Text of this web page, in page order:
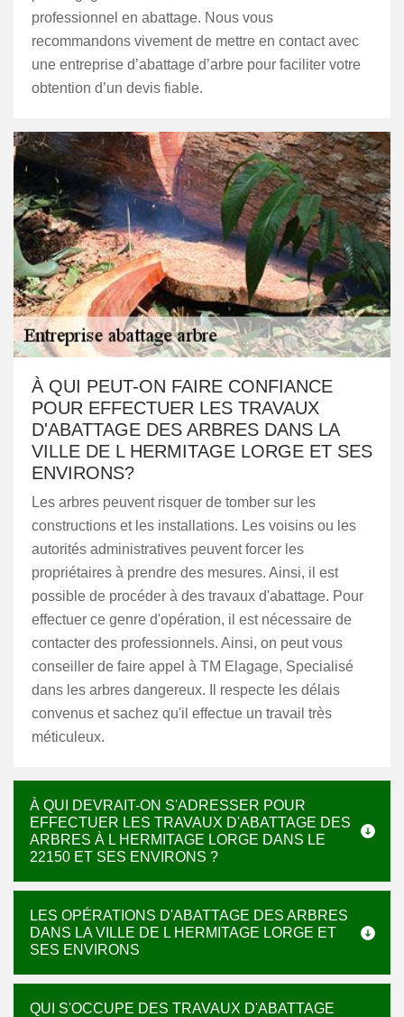
professionnel en abattage. Nous vous
recommandons vivement de mettre en contact avec
une entreprise d’abattage d’arbre pour faciliter votre
obtention d’un devis fiable.
À QUI PEUT-ON FAIRE CONFIANCE
POUR EFFECTUER LES TRAVAUX
D'ABATTAGE DES ARBRES DANS LA
VILLE DE L HERMITAGE LORGE ET SES
ENVIRONS?
Les arbres peuvent risquer de tomber sur les
constructions et les installations. Les voisins ou les
autorités administratives peuvent forcer les
propriétaires à prendre des mesures. Ainsi, il est
possible de procéder à des travaux d'abattage. Pour
effectuer ce genre d'opération, il est nécessaire de
contacter des professionnels. Ainsi, on peut vous
conseiller de faire appel à TM Elagage, Specialisé
dans les arbres dangereux. Il respecte les délais
convenus et sachez qu'il effectue un travail très
méticuleux.
À QUI DEVRAIT-ON S'ADRESSER POUR
EFFECTUER LES TRAVAUX D'ABATTAGE DES
ARBRES À L HERMITAGE LORGE DANS LE
22150 ET SES ENVIRONS ?
LES OPÉRATIONS D'ABATTAGE DES ARBRES
DANS LA VILLE DE L HERMITAGE LORGE ET
SES ENVIRONS
QUI S'OCCUPE DES TRAVAUX D'ABATTAGE